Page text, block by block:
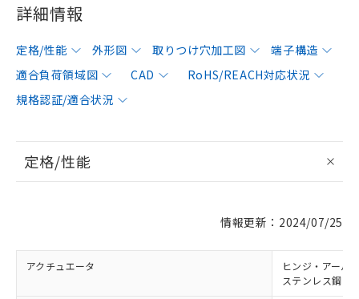
詳細情報
定格/性能 外形図 取りつけ穴加工図
端子構造
適合負荷領域図
CAD
RoHS/REACH対応状況
規格認証/適合状況
定格/性能
情報更新：2024/07/25
アクチュエータ
ヒンジ・アール
ステンレス鋼レ